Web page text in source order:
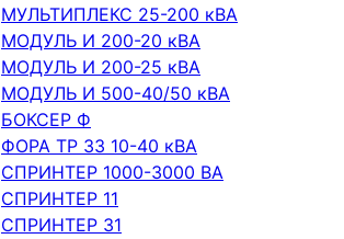
МУЛЬТИПЛЕКС 25-200 кВА
МОДУЛЬ И 200-20 кВА
МОДУЛЬ И 200-25 кВА
МОДУЛЬ И 500-40/50 кВА
БОКСЕР Ф
ФОРА ТР 33 10-40 кВА
СПРИНТЕР 1000-3000 ВА
СПРИНТЕР 11
СПРИНТЕР 31